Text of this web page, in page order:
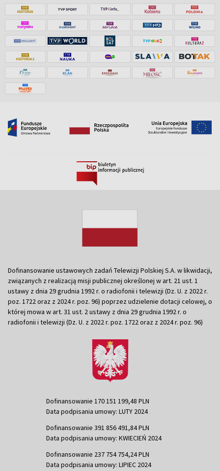
Dofinansowanie ustawowych zadań Telewizji Polskiej S.A. w likwidacji,
związanych z realizacją misji publicznej określonej w art. 21 ust. 1
ustawy z dnia 29 grudnia 1992 r. o radiofonii i telewizji (Dz. U. z 2022 r.
poz. 1722 oraz z 2024 r. poz. 96) poprzez udzielenie dotacji celowej, o
której mowa w art. 31 ust. 2 ustawy z dnia 29 grudnia 1992 r. o
radiofonii i telewizji (Dz. U. z 2022 r. poz. 1722 oraz z 2024 r. poz. 96)
Dofinansowanie 170 151 199,48 PLN
Data podpisania umowy: LUTY 2024
Dofinansowanie 391 856 491,84 PLN
Data podpisania umowy: KWIECIEŃ 2024
Dofinansowanie 237 754 754,24 PLN
Data podpisania umowy: LIPIEC 2024